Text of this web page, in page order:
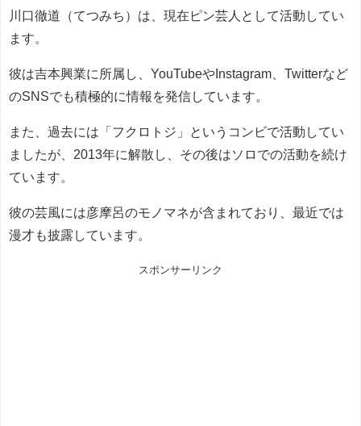
川口徹道（てつみち）は、現在ピン芸人として活動してい
ます。
彼は吉本興業に所属し、YouTubeやInstagram、Twitterなど
のSNSでも積極的に情報を発信しています。
また、過去には「フクロトジ」というコンビで活動してい
ましたが、2013年に解散し、その後はソロでの活動を続け
ています。
彼の芸風には彦摩呂のモノマネが含まれており、最近では
漫才も披露しています。
スポンサーリンク